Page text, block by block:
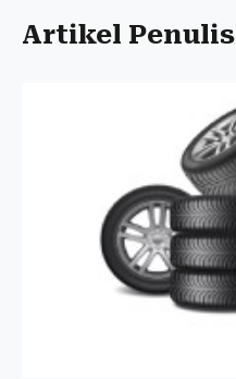
Artikel Penulis